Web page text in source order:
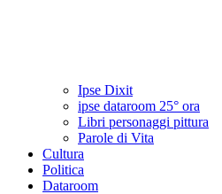
Ipse Dixit
ipse dataroom 25° ora
Libri personaggi pittura
Parole di Vita
Cultura
Politica
Dataroom